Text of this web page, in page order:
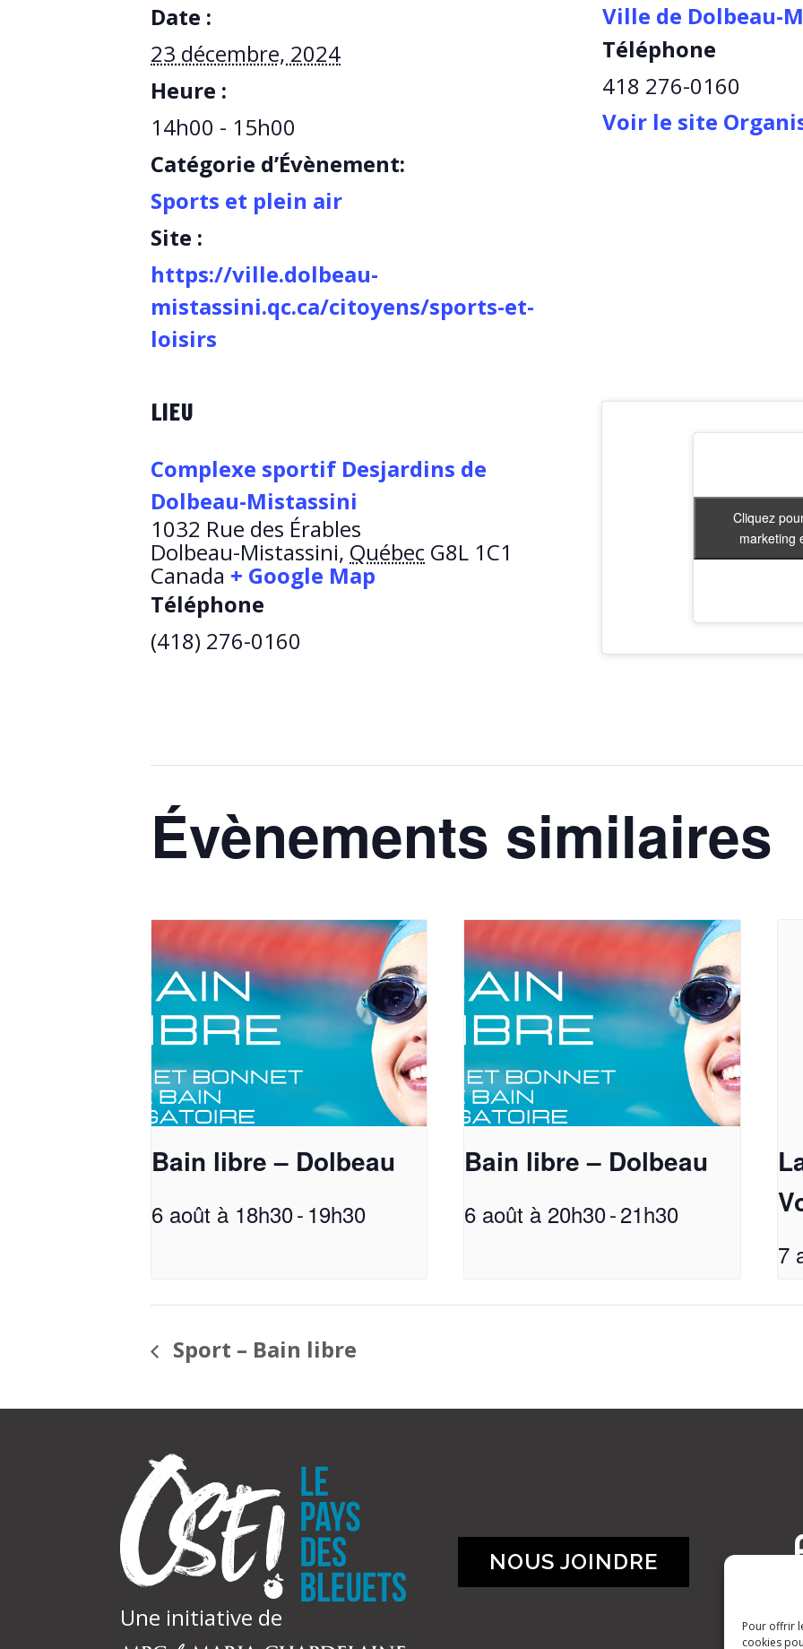
Pour offrir
cookies
Date :
23 décembre, 2024
Heure :
14h00 - 15h00
Catégorie d’Évènement:
Sports et plein air
Site :
https://ville.dolbeau-
mistassini.qc.ca/citoyens/sports-et-
loisirs
Ville de Dolbeau-
Téléphone
418 276-0160
Voir le site
LIEU
Complexe sportif Desjardins de
Dolbeau-Mistassini
1032 Rue des Érables
Dolbeau-Mistassini, Québec G8L 1C1
Canada + Google Map
Téléphone
(418) 276-0160
Cliquez
marketing
Cliquez
marketing
Évènements similaires
Bain libre – Dolbeau
6 août à 18h30- 19h30
Bain libre – Dolbeau
6 août à 20h30-21h30
7
Sport – Bain libre
Une initiative de
NOUS JOINDRE